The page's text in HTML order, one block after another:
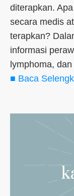
diterapkan.
secara medis
terapkan?
informasi
lymphoma,
■ Baca